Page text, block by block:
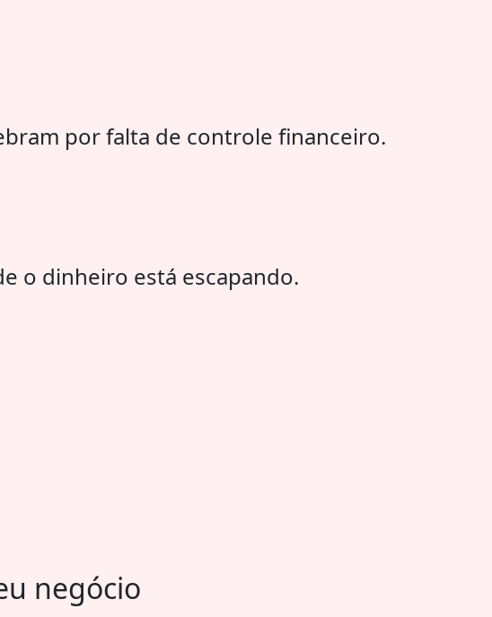
por falta de controle financeiro.
o dinheiro está escapando.
negócio